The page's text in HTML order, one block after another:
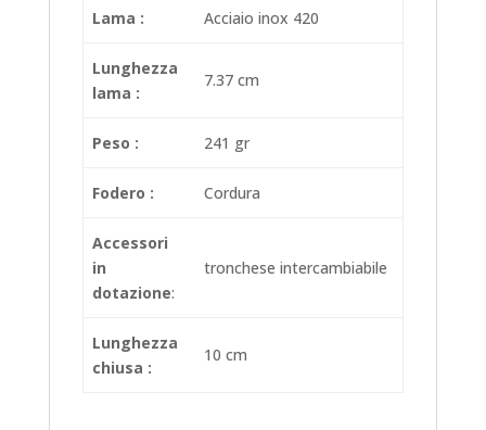
Lama : Acciaio inox 420
Lunghezza
lama :
7.37 cm
Peso : 241 gr
Fodero : Cordura
Accessori
in
dotazione:
tronchese intercambiabile
Lunghezza
chiusa :
10 cm